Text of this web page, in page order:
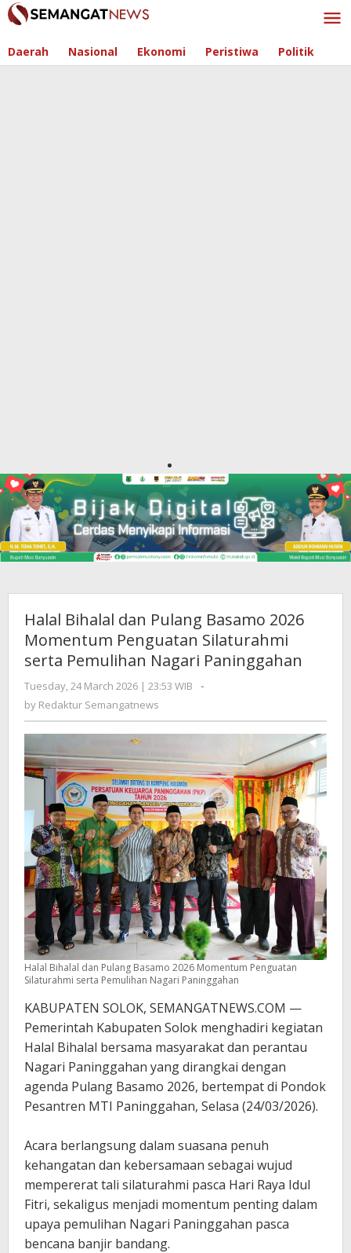
Skip
to
Daerah Nasional Ekonomi Peristiwa Politik
Halal Bihalal dan Pulang Basamo 2026
Momentum Penguatan Silaturahmi
serta Pemulihan Nagari Paninggahan
Tuesday, 24 March 2026 | 23:53 WIB
by
-
by Redaktur Semangatnews
Halal Bihalal dan Pulang Basamo 2026 Momentum Penguatan
Silaturahmi serta Pemulihan Nagari Paninggahan
KABUPATEN SOLOK, SEMANGATNEWS.COM —
Pemerintah Kabupaten Solok menghadiri kegiatan
Halal Bihalal bersama masyarakat dan perantau
Nagari Paninggahan yang dirangkai dengan
agenda Pulang Basamo 2026, bertempat di Pondok
Pesantren MTI Paninggahan, Selasa (24/03/2026).
‎Acara berlangsung dalam suasana penuh
kehangatan dan kebersamaan sebagai wujud
mempererat tali silaturahmi pasca Hari Raya Idul
Fitri, sekaligus menjadi momentum penting dalam
upaya pemulihan Nagari Paninggahan pasca
bencana banjir bandang.